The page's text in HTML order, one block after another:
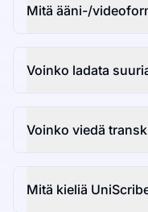
Mitä ääni-/
Voinko ladata
Voinko viedä
Mitä kieliä